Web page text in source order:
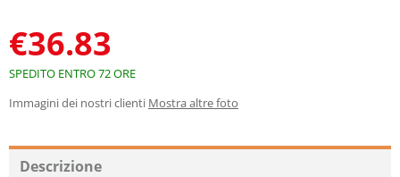
€36.83
SPEDITO ENTRO 72 ORE
Immagini dei nostri clienti Mostra altre foto
Descrizione